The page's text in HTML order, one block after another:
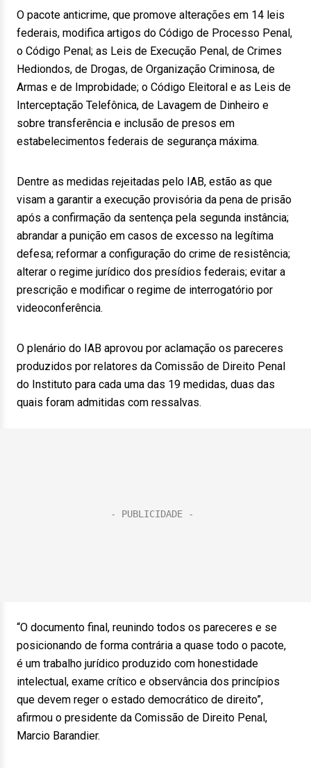
O pacote anticrime, que promove alterações em 14 leis
federais, modifica artigos do Código de Processo Penal,
o Código Penal; as Leis de Execução Penal, de Crimes
Hediondos, de Drogas, de Organização Criminosa, de
Armas e de Improbidade; o Código Eleitoral e as Leis de
Interceptação Telefônica, de Lavagem de Dinheiro e
sobre transferência e inclusão de presos em
estabelecimentos federais de segurança máxima.
Dentre as medidas rejeitadas pelo IAB, estão as que
visam a garantir a execução provisória da pena de prisão
após a confirmação da sentença pela segunda instância;
abrandar a punição em casos de excesso na legítima
defesa; reformar a configuração do crime de resistência;
alterar o regime jurídico dos presídios federais; evitar a
prescrição e modificar o regime de interrogatório por
videoconferência.
O plenário do IAB aprovou por aclamação os pareceres
produzidos por relatores da Comissão de Direito Penal
do Instituto para cada uma das 19 medidas, duas das
quais foram admitidas com ressalvas.
“O documento final, reunindo todos os pareceres e se
posicionando de forma contrária a quase todo o pacote,
é um trabalho jurídico produzido com honestidade
intelectual, exame crítico e observância dos princípios
que devem reger o estado democrático de direito”,
afirmou o presidente da Comissão de Direito Penal,
Marcio Barandier.